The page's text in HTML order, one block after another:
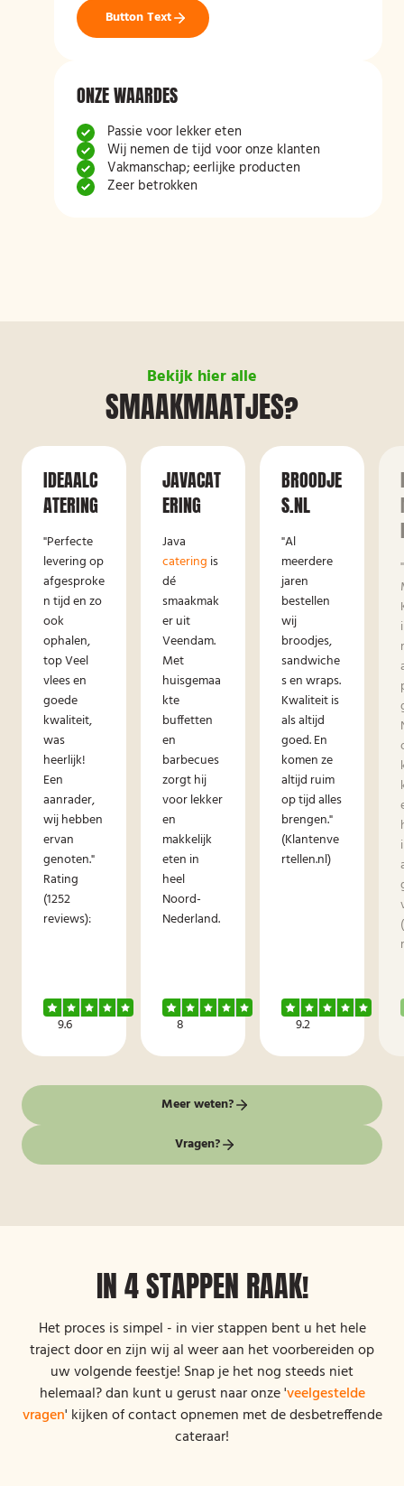
Button Text
ONZE WAARDES
Passie voor lekker eten
Wij nemen de tijd voor onze klanten
Vakmanschap; eerlijke producten
Zeer betrokken
Bekijk hier alle
SMAAKMAATJES?
IDEAALC
ATERING
"Perfecte
levering op
afgesproke
n tijd en zo
ook
ophalen,
top Veel
vlees en
goede
kwaliteit,
was
heerlijk!
Een
aanrader,
wij hebben
ervan
genoten."
Rating
(1252
reviews):
9.6
JAVACAT
ERING
Java
catering is
dé
smaakmak
er uit
Veendam.
Met
huisgemaa
kte
buffetten
en
barbecues
zorgt hij
voor lekker
en
makkelijk
eten in
heel
Noord-
Nederland.
8
BROODJE
S.NL
"Al
meerdere
jaren
bestellen
wij
broodjes,
sandwiche
s en wraps.
Kwaliteit is
als altijd
goed. En
komen ze
altijd ruim
op tijd alles
brengen."
(Klantenve
rtellen.nl)
9.2
Meer weten?
Vragen?
IN 4 STAPPEN RAAK!
Het proces is simpel - in vier stappen bent u het hele
traject door en zijn wij al weer aan het voorbereiden op
uw volgende feestje! Snap je het nog steeds niet
helemaal? dan kunt u gerust naar onze 'veelgestelde
vragen' kijken of contact opnemen met de desbetreffende
cateraar!